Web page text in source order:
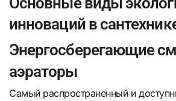
инноваций в
Энергосберегающие
аэраторы
Самый распространенный и